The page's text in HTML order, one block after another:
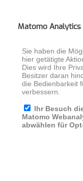
Matomo Analytics